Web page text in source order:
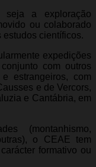
seja a exploração
ou colaborado
científicos.
expedições
com outros
estrangeiros, com
e de Vercors,
e Cantábria, em
(montanhismo,
o CEAE tem
formativo ou